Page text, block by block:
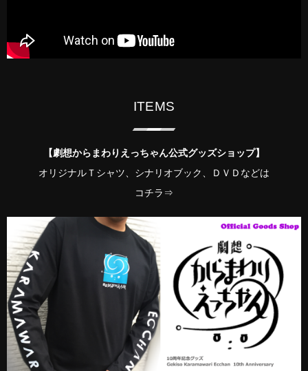
ITEMS
【劇想からまわりえっちゃん公式グッズショップ】
オリジナルＴシャツ、シナリオブック、ＤＶＤなどは
コチラ⇒